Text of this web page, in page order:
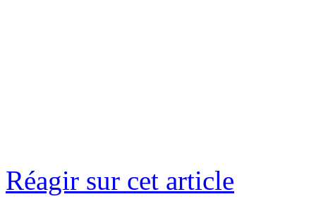
Réagir sur cet article